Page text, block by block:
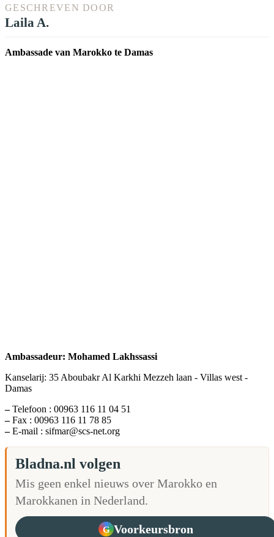
GESCHREVEN DOOR
Laila A.
Ambassade van Marokko te Damas
Ambassadeur: Mohamed Lakhssassi
Kanselarij: 35 Aboubakr Al Karkhi Mezzeh laan - Villas west -
Damas
–Telefoon : 00963 116 11 04 51
–Fax : 00963 116 11 78 85
–E-mail : sifmar@scs-net.org
Bladna.nl volgen
Mis geen enkel nieuws over Marokko en
Marokkanen in Nederland.
G Voorkeursbron